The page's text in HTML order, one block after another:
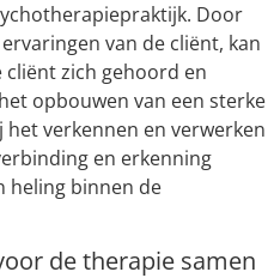
Door
van de cliënt, kan
zich gehoord en
opbouwen van een sterke
verkennen en verwerken
en erkenning
heling binnen de
de therapie samen